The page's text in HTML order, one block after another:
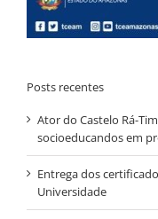
Posts recentes
Ator do Castelo Rá-
socioeducandos em
Entrega dos
Universidade